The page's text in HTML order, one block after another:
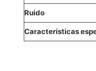
Ruido
Características